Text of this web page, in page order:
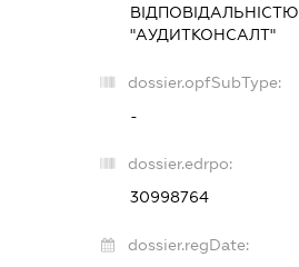
ВІДПОВІДАЛЬНІСТЮ
"АУДИТКОНСАЛТ"
dossier.opfSubType:
-
dossier.edrpo:
30998764
dossier.regDate: